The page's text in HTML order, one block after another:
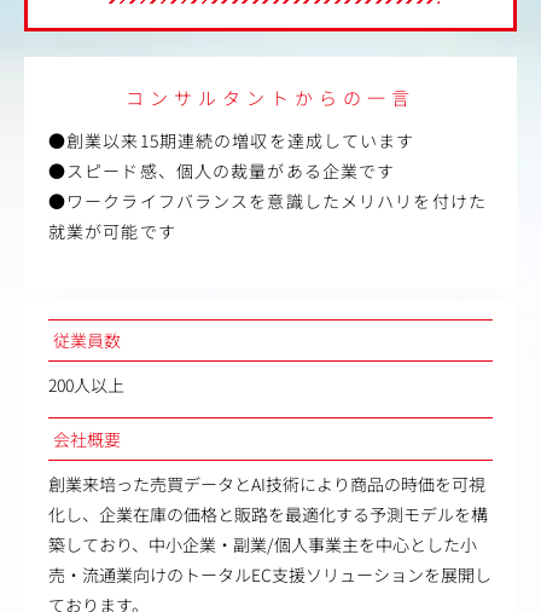
コンサルタントからの一言
●創業以来15期連続の増収を達成しています
●スピード感、個人の裁量がある企業です
●ワークライフバランスを意識したメリハリを付けた
就業が可能です
従業員数
200人以上
会社概要
創業来培った売買データとAI技術により商品の時価を可視
化し、企業在庫の価格と販路を最適化する予測モデルを構
築しており、中小企業・副業/個人事業主を中心とした小
売・流通業向けのトータルEC支援ソリューションを展開し
ております。